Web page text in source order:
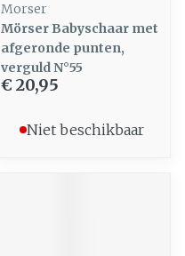
Morser
Mörser Babyschaar met
afgeronde punten,
verguld N°55
€ 20,95
Niet beschikbaar